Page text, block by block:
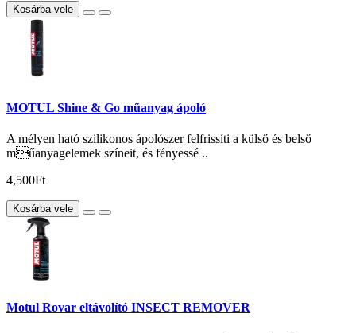
Kosárba vele
MOTUL Shine & Go műanyag ápoló
A mélyen ható szilikonos ápolószer felfrissíti a külső és belső
műanyagelemek színeit, és fényessé ..
4,500Ft
Kosárba vele
Motul Rovar eltávolító INSECT REMOVER